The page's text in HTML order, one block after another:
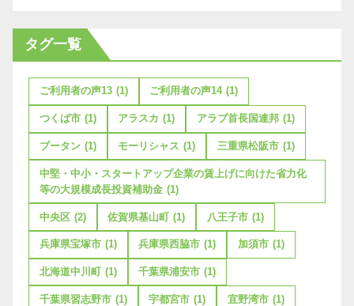
タグ一覧
ご利用者の声13 (1) ご利用者の声14 (1)
つくば市 (1) アラスカ (1) アラブ首長国連邦 (1)
ブータン (1) モーリシャス (1) 三重県松阪市 (1)
中堅・中小・スタートアップ企業の賃上げに向けた省力化
等の大規模成長投資補助金 (1)
中央区 (2) 佐賀県基山町 (1) 八王子市 (1)
兵庫県宝塚市 (1) 兵庫県西脇市 (1) 加須市 (1)
北海道中川町 (1) 千葉県浦安市 (1)
千葉県習志野市 (1) 宇都宮市 (1) 宜野湾市 (1)